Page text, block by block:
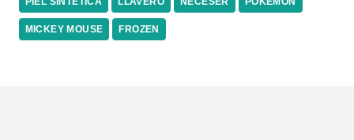
MICKEY MOUSE FROZEN